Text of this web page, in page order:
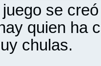
se
quien ha
chulas.